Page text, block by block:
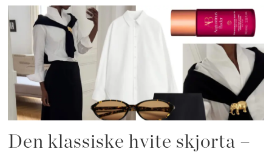
Den klassiske hvite skjorta –